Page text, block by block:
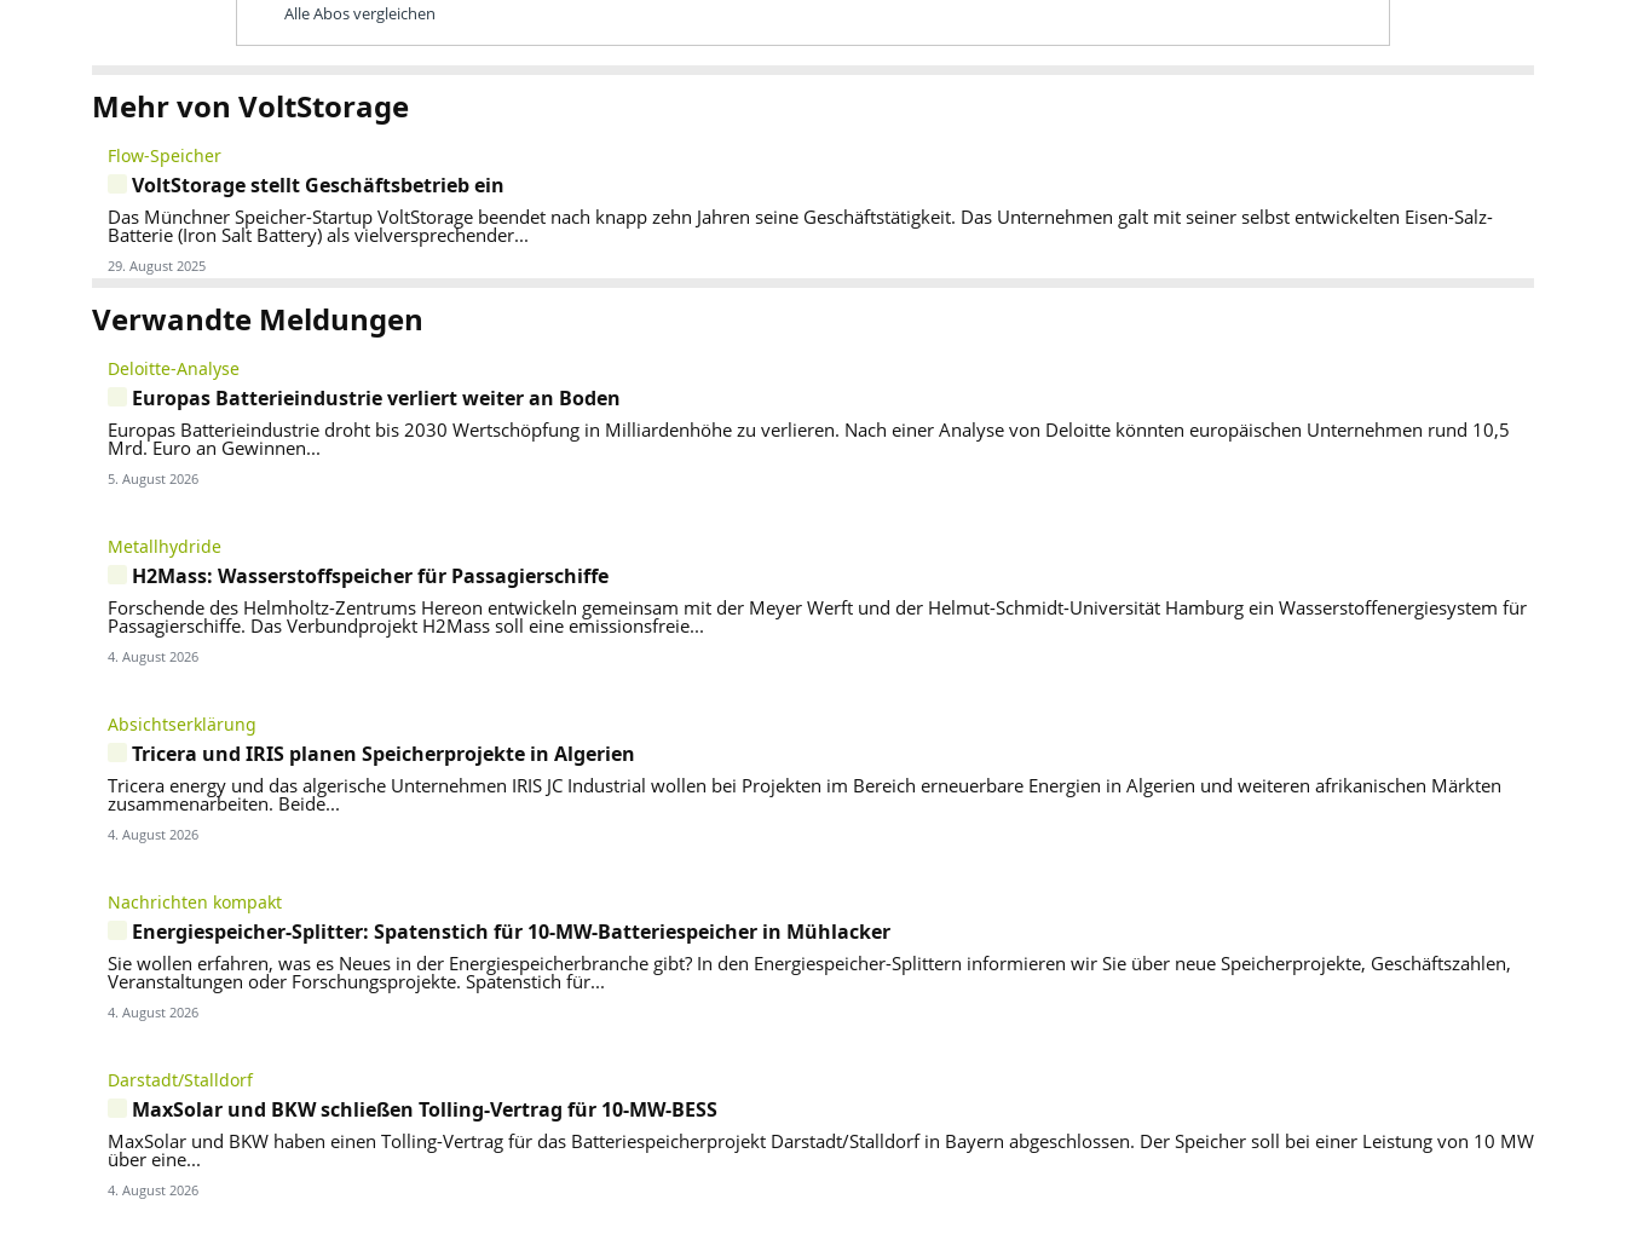
Alle Abos vergleichen
Mehr von VoltStorage
Flow-Speicher
VoltStorage stellt Geschäftsbetrieb ein
Das Münchner Speicher-Startup VoltStorage beendet nach knapp zehn Jahren seine Geschäftstätigkeit. Das Unternehmen galt mit seiner selbst entwickelten Eisen-Salz-
Batterie (Iron Salt Battery) als vielversprechender...
29. August 2025
Verwandte Meldungen
Deloitte-Analyse
Europas Batterieindustrie verliert weiter an Boden
Europas Batterieindustrie droht bis 2030 Wertschöpfung in Milliardenhöhe zu verlieren. Nach einer Analyse von Deloitte könnten europäischen Unternehmen rund 10,5
Mrd. Euro an Gewinnen...
5. August 2026
Metallhydride
H2Mass: Wasserstoffspeicher für Passagierschiffe
Forschende des Helmholtz-Zentrums Hereon entwickeln gemeinsam mit der Meyer Werft und der Helmut-Schmidt-Universität Hamburg ein Wasserstoffenergiesystem für
Passagierschiffe. Das Verbundprojekt H2Mass soll eine emissionsfreie...
4. August 2026
Absichtserklärung
Tricera und IRIS planen Speicherprojekte in Algerien
Tricera energy und das algerische Unternehmen IRIS JC Industrial wollen bei Projekten im Bereich erneuerbare Energien in Algerien und weiteren afrikanischen Märkten
zusammenarbeiten. Beide...
4. August 2026
Nachrichten kompakt
Energiespeicher-Splitter: Spatenstich für 10-MW-Batteriespeicher in Mühlacker
Sie wollen erfahren, was es Neues in der Energiespeicherbranche gibt? In den Energiespeicher-Splittern informieren wir Sie über neue Speicherprojekte, Geschäftszahlen,
Veranstaltungen oder Forschungsprojekte. Spatenstich für...
4. August 2026
Darstadt/Stalldorf
MaxSolar und BKW schließen Tolling-Vertrag für 10-MW-BESS
MaxSolar und BKW haben einen Tolling-Vertrag für das Batteriespeicherprojekt Darstadt/Stalldorf in Bayern abgeschlossen. Der Speicher soll bei einer Leistung von 10 MW
über eine...
4. August 2026